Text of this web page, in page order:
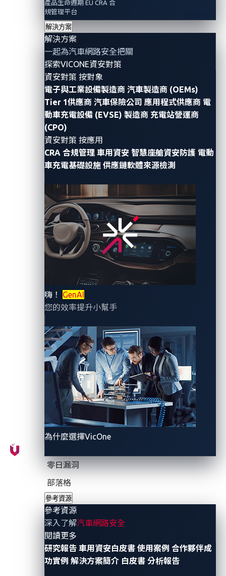
產品生命週期 EU CRA 合
規管理平台
解決方案
解決方案
一起為汽車網路安全把關
探索VICONE資安對策
資安對策 按對象
電子與工業設備製造商 汽車製造商 (OEMs)
Tier 1供應商 汽車保險公司 應用程式供應商 電
動車充電設備 (EVSE) 製造商 充電站營運商
(CPO)
資安對策 按應用
CRA 合規管理 車用資安 智慧座艙資安防護 電動
車充電基礎設施 供應鏈軟體來源檢測
嗨！ GenAI
您的效率提升小幫手
為什麼選擇VicOne
零日漏洞
部落格
參考資源
參考資源
深入了解汽車網路安全
閱讀更多
研究報告 車用資安白皮書 使用案例 合作夥伴成
功實例 解決方案簡介 白皮書 分析報告
assuming that potential threats can be prevented or
detected at the network boundaries. Yet, given the
dynamic nature of threats and the growing
interconnectivity of connected vehicles, a new
paradigm is needed to address the automotive
industry’s rapidly evolving threat landscape.
This is where zero trust, a security concept that
assumes no implicit trust, regardless of whether the
connection is external or internal, comes into play. In
the automotive industry, zero trust architecture
addresses the inherent vulnerabilities and
remote access capabilities, and integrating third-
party components and services.
Figure 1. The complex attack surface of
connected vehicles
Implementing zero trust in the automotive industry
brings numerous benefits that significantly enhance
the overall security posture and resilience of the
automotive ecosystem:
Enhanced threat detection and response.
implementing advanced monitoring and anomaly
detection mechanisms, suspicious activities and
potential attacks can be swiftly identified,
allowing for proactive threat mitigation.
Reduced attack surface.Zero trust principles
minimize the attack surface by implementing